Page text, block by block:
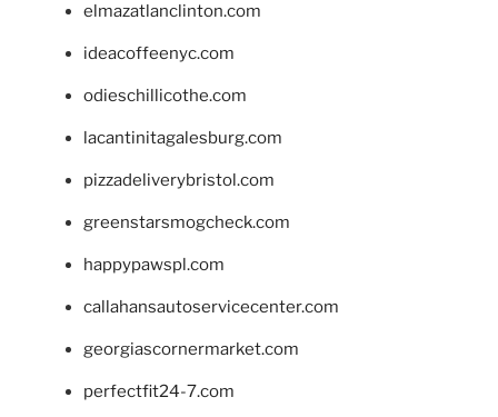
elmazatlanclinton.com
ideacoffeenyc.com
odieschillicothe.com
lacantinitagalesburg.com
pizzadeliverybristol.com
greenstarsmogcheck.com
happypawspl.com
callahansautoservicecenter.com
georgiascornermarket.com
perfectfit24-7.com